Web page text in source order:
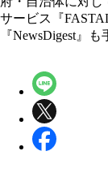
サービス『
『NewsDigest』も